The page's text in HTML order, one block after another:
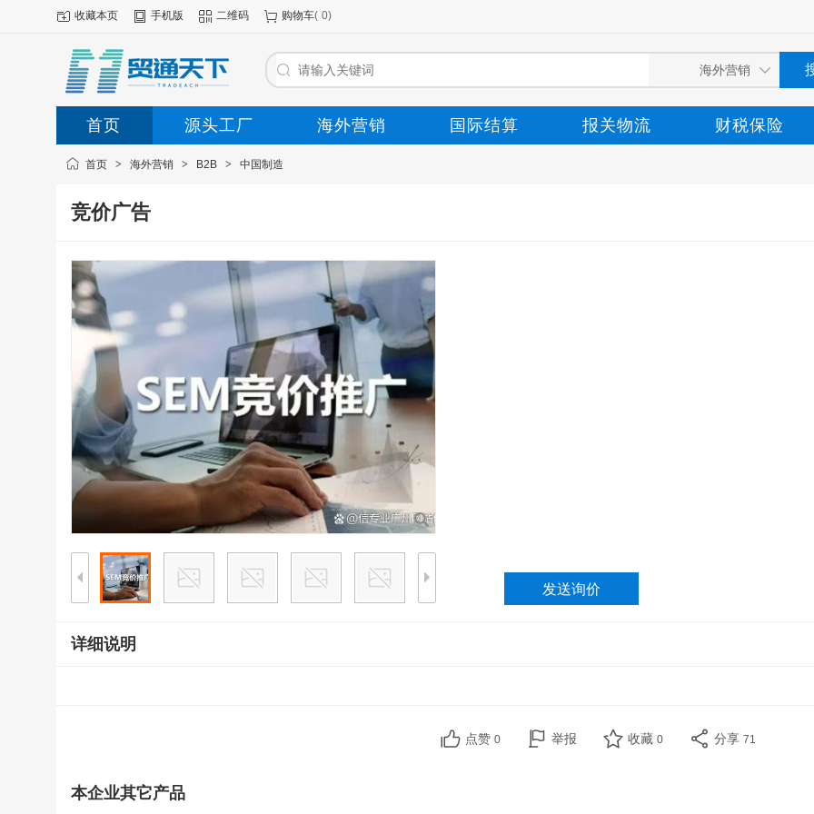
收藏本页 手机版 二维码 购物车( 0)
首页 源头工厂 海外营销 国际结算 报关物流 财税保险
首页 > 海外营销 > B2B > 中国制造
竞价广告
详细说明
点赞 0 举报 收藏 0 分享 71
本企业其它产品